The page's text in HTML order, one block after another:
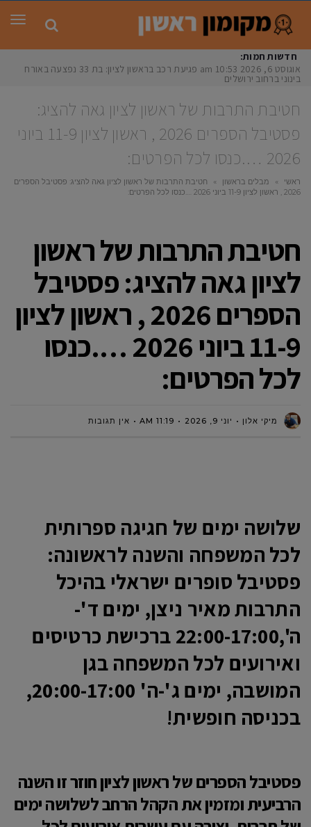
חדשות חמות:
אוגוסט 6, 2026
10:53 am פגיעת רכב בראשון לציון: בת 33 נפצעה באורח
בינוני ברחוב ירושלים
חטיבת התרבות של ראשון לציון גאה להציג:
פסטיבל הספרים 2026 , ראשון לציון 11-9 ביוני
2026 ….כנסו לכל הפרטים:
ראשי » מבלים בראשון »
חטיבת התרבות של ראשון לציון גאה להציג: פסטיבל הספרים
2026 , ראשון לציון 11-9 ביוני 2026 ….כנסו לכל הפרטים:
חטיבת התרבות של ראשון
לציון גאה להציג: פסטיבל
הספרים 2026 , ראשון לציון
11-9 ביוני 2026 ….כנסו
לכל הפרטים:
מיקי אלון יוני 9, 2026 11:19 AM אין תגובות
שלושה ימים של חגיגה ספרותית
לכל המשפחה והשנה לראשונה:
פסטיבל סופרים ישראלי בהיכל
התרבות מאיר ניצן, ימים ד'-
ה',22:00-17:00 ברכישת כרטיסים
ואירועים לכל המשפחה בגן
המושבה, ימים ג'-ה' 20:00-17:00,
בכניסה חופשית!
פסטיבל הספרים של ראשון לציון חוזר זו השנה
הרביעית ומזמין את הקהל הרחב לשלושה ימים